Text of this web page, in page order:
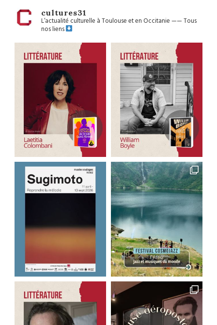
cultures31
L’actualité culturelle à Toulouse et en Occitanie——Tous
nos liens